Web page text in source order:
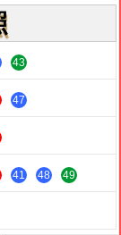
43
47
41 48 49